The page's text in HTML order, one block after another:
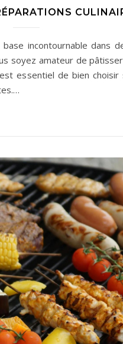
incontournable dans
soyez amateur de
essentiel de bien choisir